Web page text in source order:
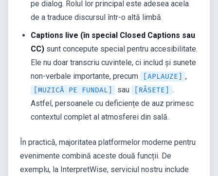
pe dialog. Rolul lor principal este adesea acela
de a traduce discursul într-o altă limbă.
Captions live (în special Closed Captions sau
CC) sunt concepute special pentru accesibilitate.
Ele nu doar transcriu cuvintele, ci includ și sunete
non-verbale importante, precum
[APLAUZE] ,
[MUZICĂ PE FUNDAL] sau [RÂSETE]
.
Astfel, persoanele cu deficiențe de auz primesc
contextul complet al atmosferei din sală.
În practică, majoritatea platformelor moderne pentru
evenimente combină aceste două funcții. De
exemplu, la InterpretWise, serviciul nostru include